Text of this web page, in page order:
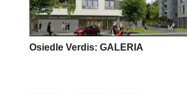
Osiedle Verdis: GALERIA